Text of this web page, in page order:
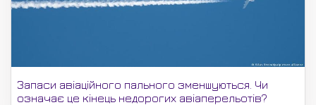
Запаси авіаційного пального зменшуються. Чи
означає це кінець недорогих авіаперельотів?